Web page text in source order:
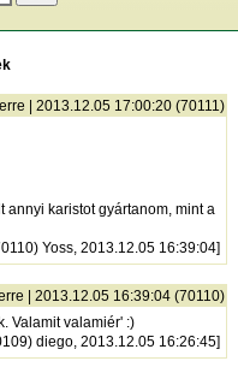
| 2013.12.05 17:00:20 (70111)
annyi karistot gyártanom, mint a
Yoss, 2013.12.05 16:39:04]
| 2013.12.05 16:39:04 (70110)
Valamit valamiér' :)
diego, 2013.12.05 16:26:45]